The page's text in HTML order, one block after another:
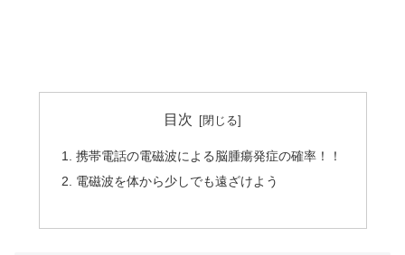
目次
携帯電話の電磁波による脳腫瘍発症の確率！！
電磁波を体から少しでも遠ざけよう